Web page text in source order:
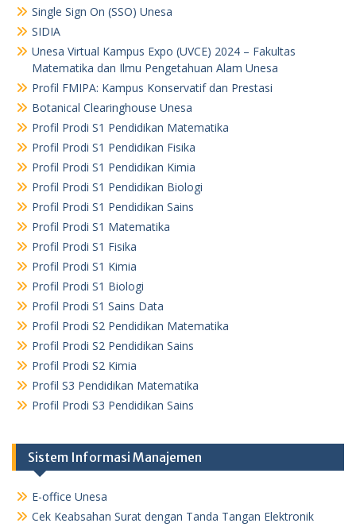
Single Sign On (SSO) Unesa
SIDIA
Unesa Virtual Kampus Expo (UVCE) 2024 – Fakultas
Matematika dan Ilmu Pengetahuan Alam Unesa
Profil FMIPA: Kampus Konservatif dan Prestasi
Botanical Clearinghouse Unesa
Profil Prodi S1 Pendidikan Matematika
Profil Prodi S1 Pendidikan Fisika
Profil Prodi S1 Pendidikan Kimia
Profil Prodi S1 Pendidikan Biologi
Profil Prodi S1 Pendidikan Sains
Profil Prodi S1 Matematika
Profil Prodi S1 Fisika
Profil Prodi S1 Kimia
Profil Prodi S1 Biologi
Profil Prodi S1 Sains Data
Profil Prodi S2 Pendidikan Matematika
Profil Prodi S2 Pendidikan Sains
Profil Prodi S2 Kimia
Profil S3 Pendidikan Matematika
Profil Prodi S3 Pendidikan Sains
Sistem Informasi Manajemen
E-office Unesa
Cek Keabsahan Surat dengan Tanda Tangan Elektronik